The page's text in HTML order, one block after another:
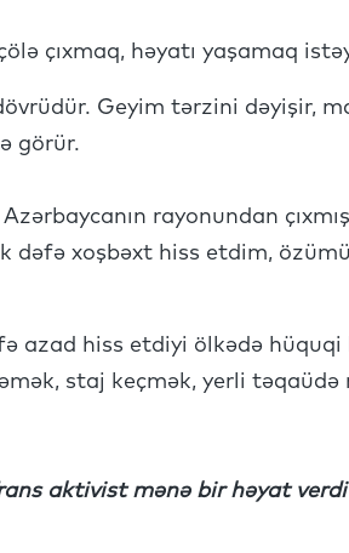
çıxmaq, həyatı yaşamaq
Geyim tərzini dəyişir,
görür.
rayonundan
dəfə xoşbəxt hiss etdim,
azad hiss etdiyi ölkədə hüquqi
staj keçmək, yerli
aktivist mənə bir həyat